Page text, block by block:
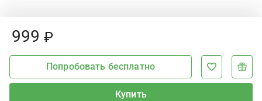
Price:
999 ₽
Купить
Попробовать бесплатно